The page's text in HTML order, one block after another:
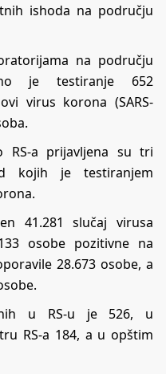
ishoda na području
na području
је tеstirаnjе 652
virus kоrоnа (SARS-
RS-a priјаvljеnа su tri
kојih је testiranjem
41.281 slučај virusа
оsоbe pozitivne na
28.673 оsоbe, а
u RS-u је 526, u
RS-a 184, а u opštim